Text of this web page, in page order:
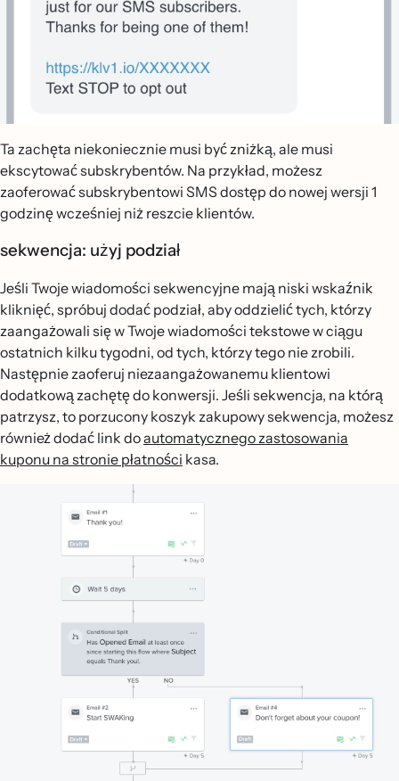
Ta zachęta niekoniecznie musi być zniżką, ale musi
ekscytować subskrybentów. Na przykład, możesz
zaoferować subskrybentowi SMS dostęp do nowej wersji 1
godzinę wcześniej niż reszcie klientów.
sekwencja: użyj podział
Jeśli Twoje wiadomości sekwencyjne mają niski wskaźnik
kliknięć, spróbuj dodać podział, aby oddzielić tych, którzy
zaangażowali się w Twoje wiadomości tekstowe w ciągu
ostatnich kilku tygodni, od tych, którzy tego nie zrobili.
Następnie zaoferuj niezaangażowanemu klientowi
dodatkową zachętę do konwersji. Jeśli sekwencja, na którą
patrzysz, to porzucony koszyk zakupowy sekwencja, możesz
również dodać link doautomatycznego zastosowania
kuponu na stronie płatności kasa.